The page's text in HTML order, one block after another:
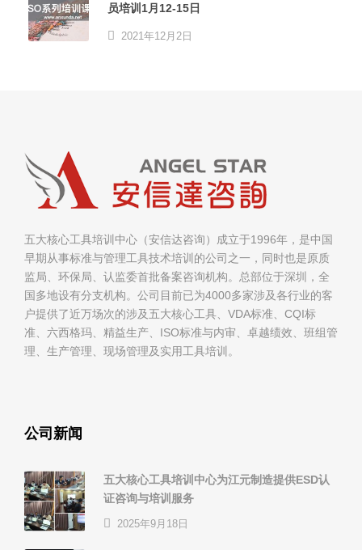
员培训1月12-15日
2021年12月2日
五大核心工具培训中心（安信达咨询）成立于1996年，是中国
早期从事标准与管理工具技术培训的公司之一，同时也是原质
监局、环保局、认监委首批备案咨询机构。总部位于深圳，全
国多地设有分支机构。公司目前已为4000多家涉及各行业的客
户提供了近万场次的涉及五大核心工具、VDA标准、CQI标
准、六西格玛、精益生产、ISO标准与内审、卓越绩效、班组管
理、生产管理、现场管理及实用工具培训。
公司新闻
五大核心工具培训中心为江元制造提供ESD认
证咨询与培训服务
2025年9月18日